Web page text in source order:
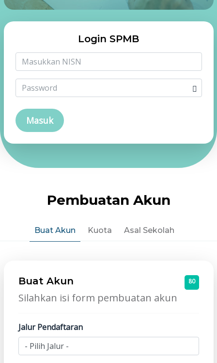
Login SPMB
Masuk
Pembuatan Akun
Buat Akun Kuota Asal Sekolah
Buat Akun
Silahkan isi form pembuatan akun
80
Jalur Pendaftaran